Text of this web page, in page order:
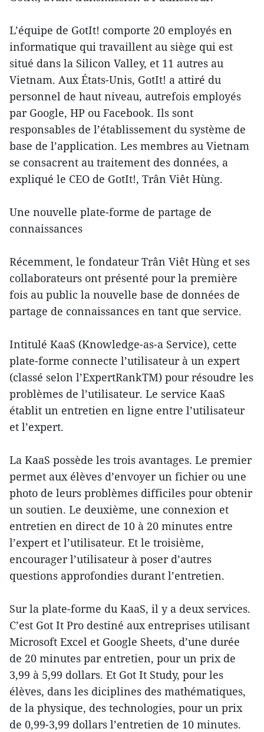
L’équipe de GotIt! comporte 20 employés en
informatique qui travaillent au siège qui est
situé dans la Silicon Valley, et 11 autres au
Vietnam. Aux États-Unis, GotIt! a attiré du
personnel de haut niveau, autrefois employés
par Google, HP ou Facebook. Ils sont
responsables de l’établissement du système de
base de l’application. Les membres au Vietnam
se consacrent au traitement des données, a
expliqué le CEO de GotIt!, Trân Viêt Hùng.
Une nouvelle plate-forme de partage de
connaissances
Récemment, le fondateur Trân Viêt Hùng et ses
collaborateurs ont présenté pour la première
fois au public la nouvelle base de données de
partage de connaissances en tant que service.
Intitulé KaaS (Knowledge-as-a Service), cette
plate-forme connecte l’utilisateur à un expert
(classé selon l’ExpertRankTM) pour résoudre les
problèmes de l’utilisateur. Le service KaaS
établit un entretien en ligne entre l’utilisateur
et l’expert.
La KaaS possède les trois avantages. Le premier
permet aux élèves d’envoyer un fichier ou une
photo de leurs problèmes difficiles pour obtenir
un soutien. Le deuxième, une connexion et
entretien en direct de 10 à 20 minutes entre
l’expert et l’utilisateur. Et le troisième,
encourager l’utilisateur à poser d’autres
questions approfondies durant l’entretien.
Sur la plate-forme du KaaS, il y a deux services.
C’est Got It Pro destiné aux entreprises utilisant
Microsoft Excel et Google Sheets, d’une durée
de 20 minutes par entretien, pour un prix de
3,99 à 5,99 dollars. Et Got It Study, pour les
élèves, dans les diciplines des mathématiques,
de la physique, des technologies, pour un prix
de 0,99-3,99 dollars l’entretien de 10 minutes.